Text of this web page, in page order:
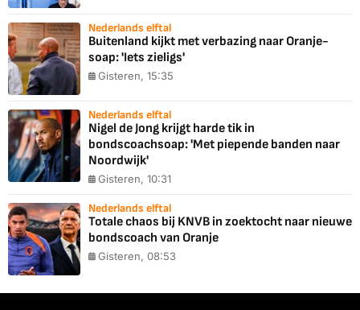
Nederlands elftal
Buitenland kijkt met verbazing naar Oranje-
soap: 'Iets zieligs'
Gisteren, 15:35
Nederlands elftal
Nigel de Jong krijgt harde tik in
bondscoachsoap: 'Met piepende banden naar
Noordwijk'
Gisteren, 10:31
Nederlands elftal
Totale chaos bij KNVB in zoektocht naar nieuwe
bondscoach van Oranje
Gisteren, 08:53